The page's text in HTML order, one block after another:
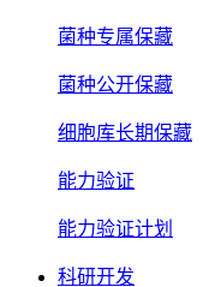
菌种专属保藏
菌种公开保藏
细胞库长期保藏
能力验证
能力验证计划
科研开发